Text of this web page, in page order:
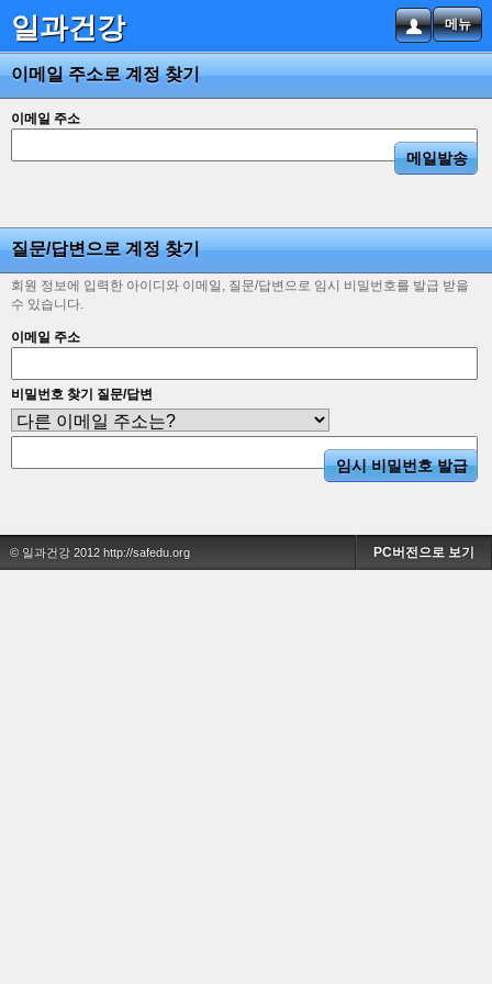
일과건강 메뉴
이메일 주소로 계정 찾기
이메일 주소
질문/답변으로 계정 찾기
회원 정보에 입력한 아이디와 이메일, 질문/답변으로 임시 비밀번호를 발급 받을
수 있습니다.
이메일 주소
비밀번호 찾기 질문/답변
© 일과건강 2012 http://safedu.org PC버전으로 보기